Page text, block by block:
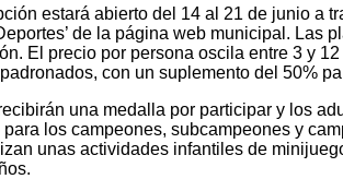
estará abierto del 14 al 21 de junio a
de la página web municipal. Las
El precio por persona oscila entre 3 y
con un suplemento del 50%
una medalla por participar y los
los campeones, subcampeones y
unas actividades infantiles de